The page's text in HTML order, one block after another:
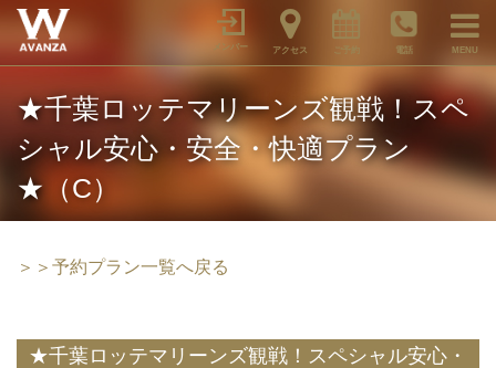
メンバー アクセス 電話 MENU
★千葉ロッテマリーンズ観戦！スペ
シャル安心・安全・快適プラン
★（C）
＞＞予約プラン一覧へ戻る
★千葉ロッテマリーンズ観戦！スペシャル安心・